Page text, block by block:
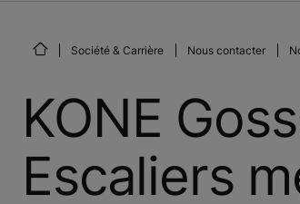
Société & Carrière Nous contacter
KONE
Escaliers